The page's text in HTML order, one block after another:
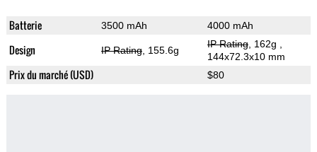
Batterie 3500 mAh 4000 mAh
Design IP Rating, 155.6g
IP Rating, 162g
144x72.3x10 mm
Prix du marché (USD) $80